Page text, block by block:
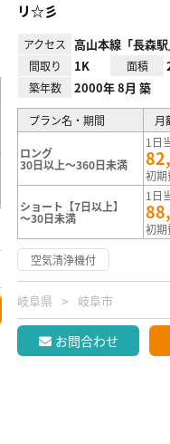
リ☆彡
アクセス 高山本線「長森駅
間取り 1K 面積
築年数 2000年 8月 築
プラン名・期間 月
ロング
30日以上～360日未満
1日
初
ショート【7日以上】
～30日未満
1日
初
空気清浄機付
岐阜県 岐阜市
お問合わせ